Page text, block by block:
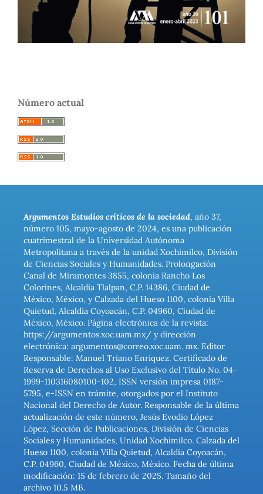
Número actual
Argumentos Estudios críticos de la sociedad, año 37,
número 105, mayo-agosto de 2024, es una publicación
cuatrimestral de la Universidad Autónoma
Metropolitana a través de la unidad Xochimilco, División
de Ciencias Sociales y Humanidades. Prolongación
Canal de Miramontes 3855, colonia Rancho Los
Colorines, Alcaldía Tlalpan, C.P. 14386, Ciudad de
México, México, y Calzada del Hueso 1100, colonia Villa
Quietud, Alcaldía Coyoacán, C.P. 04960, Ciudad de
México, México. Página electrónica de la revista:
https://argumentos.xoc.uam.mx/ y dirección
electrónica: argumentos@correo.xoc.uam. mx. Editor
Responsable: Manuel Triano Enríquez. Certificado de
Reserva de Derechos al Uso Exclusivo del Título No. 04-
1999-110316080100-102, ISSN versión impresa 0187-
5795, e-ISSN en trámite, otorgados por el Instituto
Nacional del Derecho de Autor. Responsable de la última
actualización de este número, Jesús Evodio López
López, Sección de Publicaciones, División de Ciencias
Sociales y Humanidades, Unidad Xochimilco. Calzada del
Hueso 1100, colonia Villa Quietud, Alcaldía Coyoacán,
C.P. 04960, Ciudad de México, México. Fecha de última
modificación: 15 de febrero de 2025. Tamaño del
archivo 10.5 MB.